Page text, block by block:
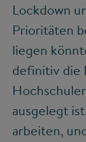
Lockdown
Prioritäten
liegen
definitiv die
ausgelegt
arbeiten,